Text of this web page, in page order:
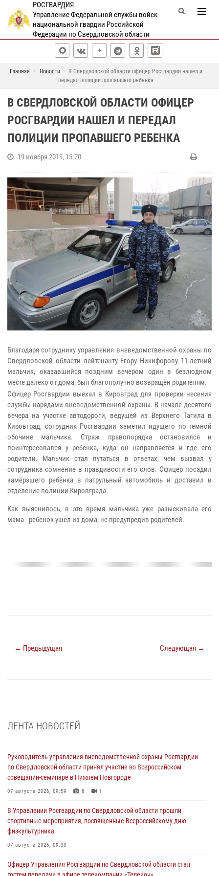
РОСГВАРДИЯ
Управление Федеральной службы войск
национальной гвардии Российской
Федерации по Свердловской области
Главная Новости
В Свердловской области офицер Росгвардии нашел и
передал полиции пропавшего ребенка
В СВЕРДЛОВСКОЙ ОБЛАСТИ ОФИЦЕР
РОСГВАРДИИ НАШЕЛ И ПЕРЕДАЛ
ПОЛИЦИИ ПРОПАВШЕГО РЕБЕНКА
19 ноября 2019, 15:20
Благодаря сотруднику управления вневедомственной охраны по
Свердловской области лейтенанту Егору Никифорову 11-летний
мальчик, оказавшийся поздним вечером один в безлюдном
месте далеко от дома, был благополучно возвращён родителям.
Офицер Росгвардии выехал в Кировград для проверки несения
службы нарядами вневедомственной охраны. В начале десятого
вечера на участке автодороги, ведущей из Верхнего Тагила в
Кировград, сотрудник Росгвардии заметил идущего по темной
обочине мальчика. Страж правопорядка остановился и
поинтересовался у ребенка, куда он направляется и где его
родители. Мальчик стал путаться в ответах, чем вызвал у
сотрудника сомнение в правдивости его слов. Офицер посадил
замёрзшего ребёнка в патрульный автомобиль и доставил в
отделение полиции Кировграда.
Как выяснилось, в это время мальчика уже разыскивала его
мама - ребенок ушел из дома, не предупредив родителей.
← Предыдущая Следующая →
ЛЕНТА НОВОСТЕЙ
Руководитель управления вневедомственной охраны Росгвардии
по Свердловской области принял участие во Всероссийском
совещании-семинаре в Нижнем Новгороде
07 августа 2026, 09:59 8 1
В Управлении Росгвардии по Свердловской области прошли
спортивные мероприятия, посвященные Всероссийскому дню
физкультурника
07 августа 2026, 09:30
Офицер Управления Росгвардии по Свердловской области стал